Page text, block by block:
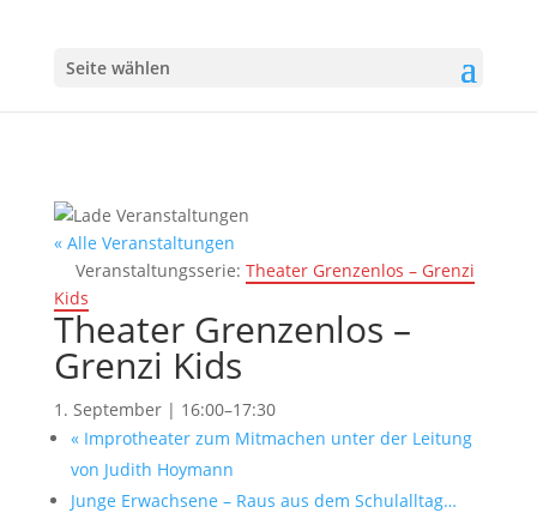
Seite wählen
« Alle Veranstaltungen
Veranstaltungsserie: Theater Grenzenlos – Grenzi
Kids
Theater Grenzenlos –
Grenzi Kids
1. September | 16:00–17:30
«Improtheater zum Mitmachen unter der Leitung
von Judith Hoymann
Junge Erwachsene – Raus aus dem Schulalltag…